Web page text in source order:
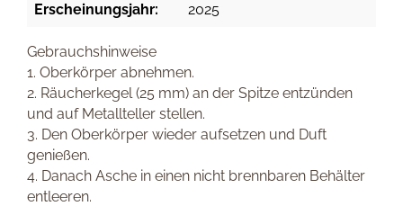
Erscheinungsjahr: 2025
Gebrauchshinweise
1. Oberkörper abnehmen.
2. Räucherkegel (25 mm) an der Spitze entzünden
und auf Metallteller stellen.
3. Den Oberkörper wieder aufsetzen und Duft
genießen.
4. Danach Asche in einen nicht brennbaren Behälter
entleeren.